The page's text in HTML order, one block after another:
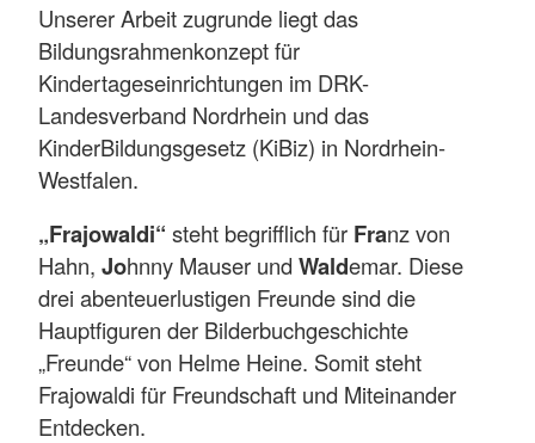
Unserer Arbeit zugrunde liegt das
Bildungsrahmenkonzept für
Kindertageseinrichtungen im DRK-
Landesverband Nordrhein und das
KinderBildungsgesetz (KiBiz) in Nordrhein-
Westfalen.
„Frajowaldi“ steht begrifflich für Franz von
Hahn, Johnny Mauser und Waldemar. Diese
drei abenteuerlustigen Freunde sind die
Hauptfiguren der Bilderbuchgeschichte
„Freunde“ von Helme Heine. Somit steht
Frajowaldi für Freundschaft und Miteinander
Entdecken.